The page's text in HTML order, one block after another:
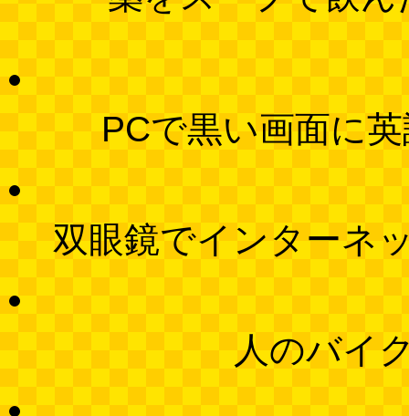
PCで黒い画面に
双眼鏡でインターネ
人のバイ